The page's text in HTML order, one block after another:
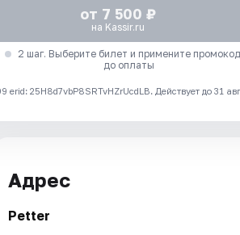
от 7 500 ₽
на Kassir.ru
2 шаг. Выберите билет и примените промокод
до оплаты
25H8d7vbP8SRTvHZrUcdLB. Действует до 31
Адрес
Petter